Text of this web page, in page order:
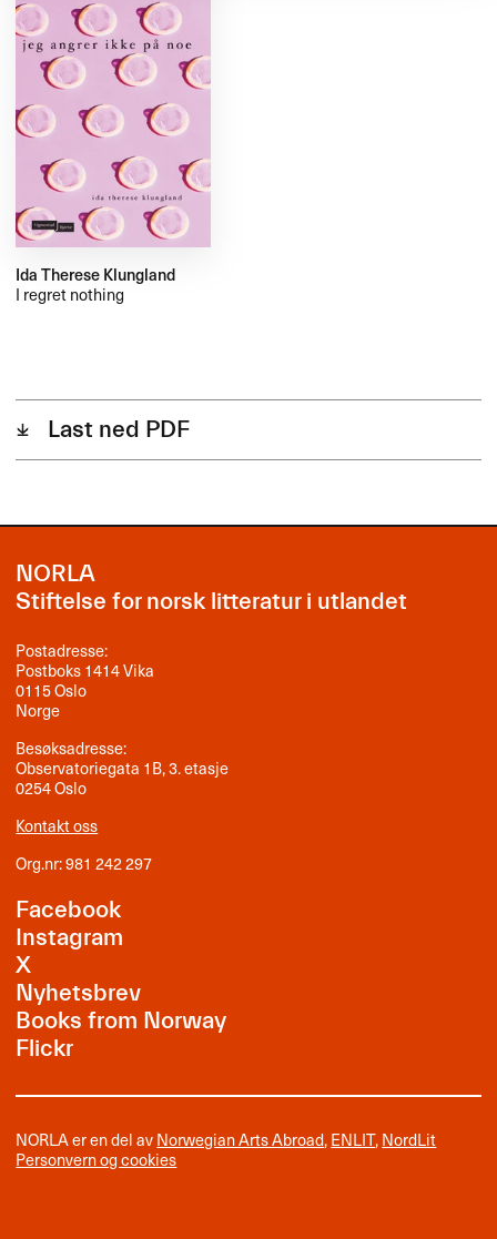
Ida Therese Klungland
I regret nothing
Last ned PDF
NORLA
Stiftelse for norsk litteratur i utlandet
Postadresse:
Postboks 1414 Vika
0115 Oslo
Norge
Besøksadresse:
Observatoriegata 1B, 3. etasje
0254 Oslo
Kontakt oss
Org.nr: 981 242 297
Facebook
Instagram
X
Nyhetsbrev
Books from Norway
Flickr
NORLA er en del avNorwegian Arts Abroad,ENLIT,NordLit
Personvern og cookies